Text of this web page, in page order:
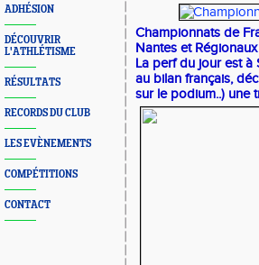
ADHÉSION
DÉCOUVRIR
L'ATHLÉTISME
RÉSULTATS
RECORDS DU CLUB
LES EVÈNEMENTS
COMPÉTITIONS
CONTACT
Championnats de
Nantes et
La perf du jour est à
au bilan français,
sur le podium..) une